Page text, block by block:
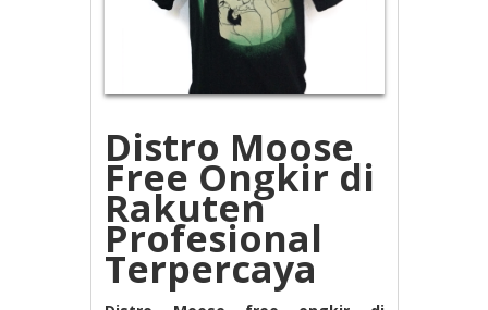
Distro Moose
Free Ongkir di
Rakuten
Profesional
Terpercaya